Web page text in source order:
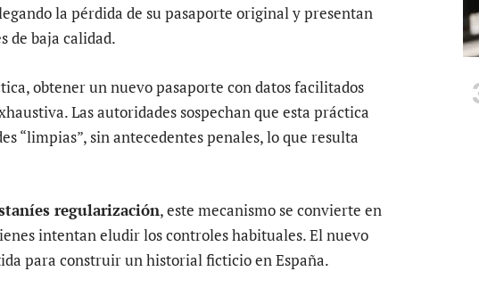
la pérdida de su pasaporte original y presentan
de baja calidad.
obtener un nuevo pasaporte con datos facilitados
Las autoridades sospechan que esta práctica
“limpias”, sin antecedentes penales, lo que resulta
regularización, este mecanismo se convierte en
intentan eludir los controles habituales. El nuevo
para construir un historial ficticio en España.